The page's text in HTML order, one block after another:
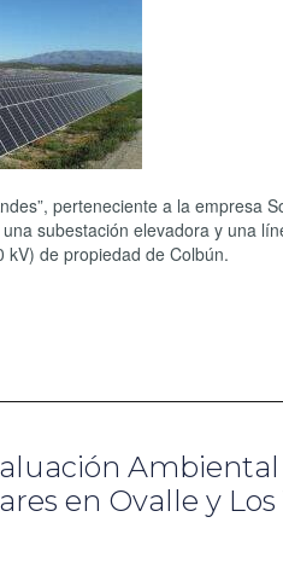
perteneciente a la empresa
subestación elevadora y una
de propiedad de Colbún.
en Ovalle y Los